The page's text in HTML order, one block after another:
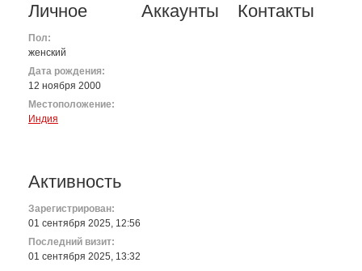
Личное
Пол:
женский
Дата рождения:
12 ноября 2000
Местоположение:
Индия
Аккаунты Контакты
Активность
Зарегистрирован:
01 сентября 2025, 12:56
Последний визит:
01 сентября 2025, 13:32